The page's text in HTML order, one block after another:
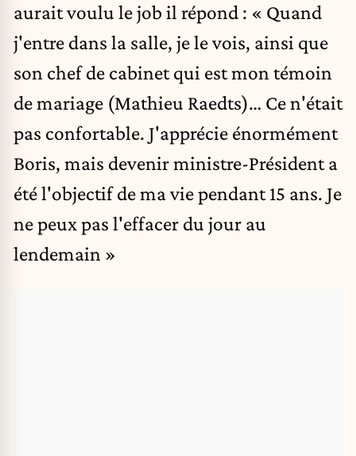
aurait voulu le job il répond : « Quand
j'entre dans la salle, je le vois, ainsi que
son chef de cabinet qui est mon témoin
de mariage (Mathieu Raedts)… Ce n'était
pas confortable. J'apprécie énormément
Boris, mais devenir ministre-Président a
été l'objectif de ma vie pendant 15 ans. Je
ne peux pas l'effacer du jour au
lendemain »